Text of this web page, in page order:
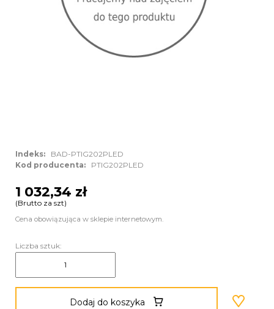
Indeks:
BAD-PTIG202PLED
Kod producenta:
PTIG202PLED
1 032,34 zł
(Brutto za szt)
Cena obowiązująca w sklepie internetowym.
Liczba sztuk:
Dodaj do koszyka